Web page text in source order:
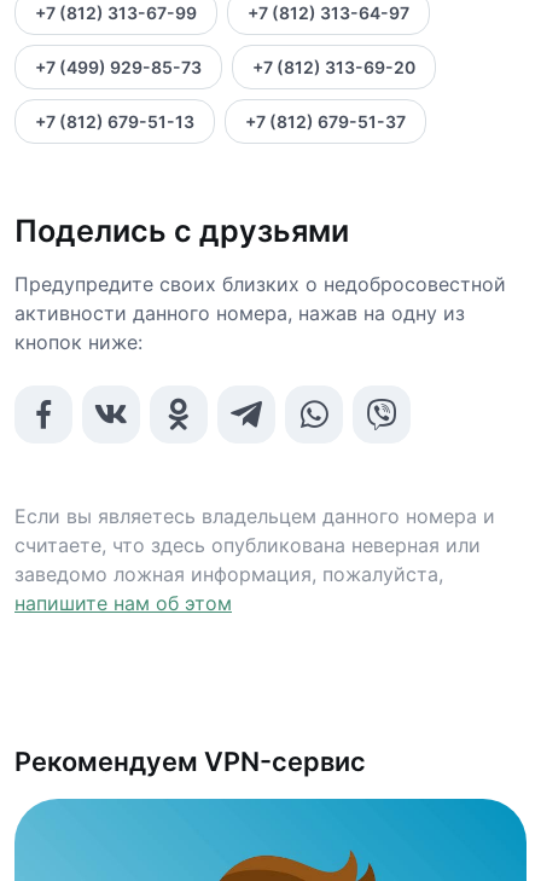
+7 (812) 313-67-99 +7 (812) 313-64-97
+7 (499) 929-85-73 +7 (812) 313-69-20
+7 (812) 679-51-13 +7 (812) 679-51-37
Поделись с друзьями
Предупредите своих близких о недобросовестной
активности данного номера, нажав на одну из
кнопок ниже:
Если вы являетесь владельцем данного номера и
считаете, что здесь опубликована неверная или
заведомо ложная информация, пожалуйста,
напишите нам об этом
Рекомендуем VPN-сервис